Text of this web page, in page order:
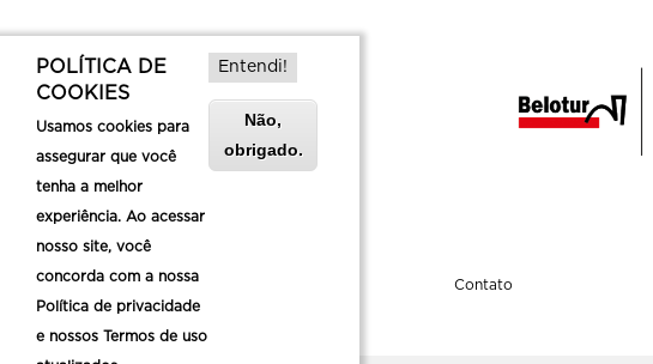
Sobre a Belotur Contato
POLÍTICA DE
COOKIES
Usamos cookies para
assegurar que você
tenha a melhor
experiência. Ao acessar
nosso site, você
concorda com a nossa
Política de privacidade
e nossos Termos de uso
Entendi!
Não,
obrigado.